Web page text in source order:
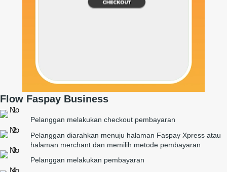
Flow Faspay Business
Pelanggan melakukan checkout pembayaran
Pelanggan diarahkan menuju halaman Faspay Xpress atau
halaman merchant dan memilih metode pembayaran
Pelanggan melakukan pembayaran